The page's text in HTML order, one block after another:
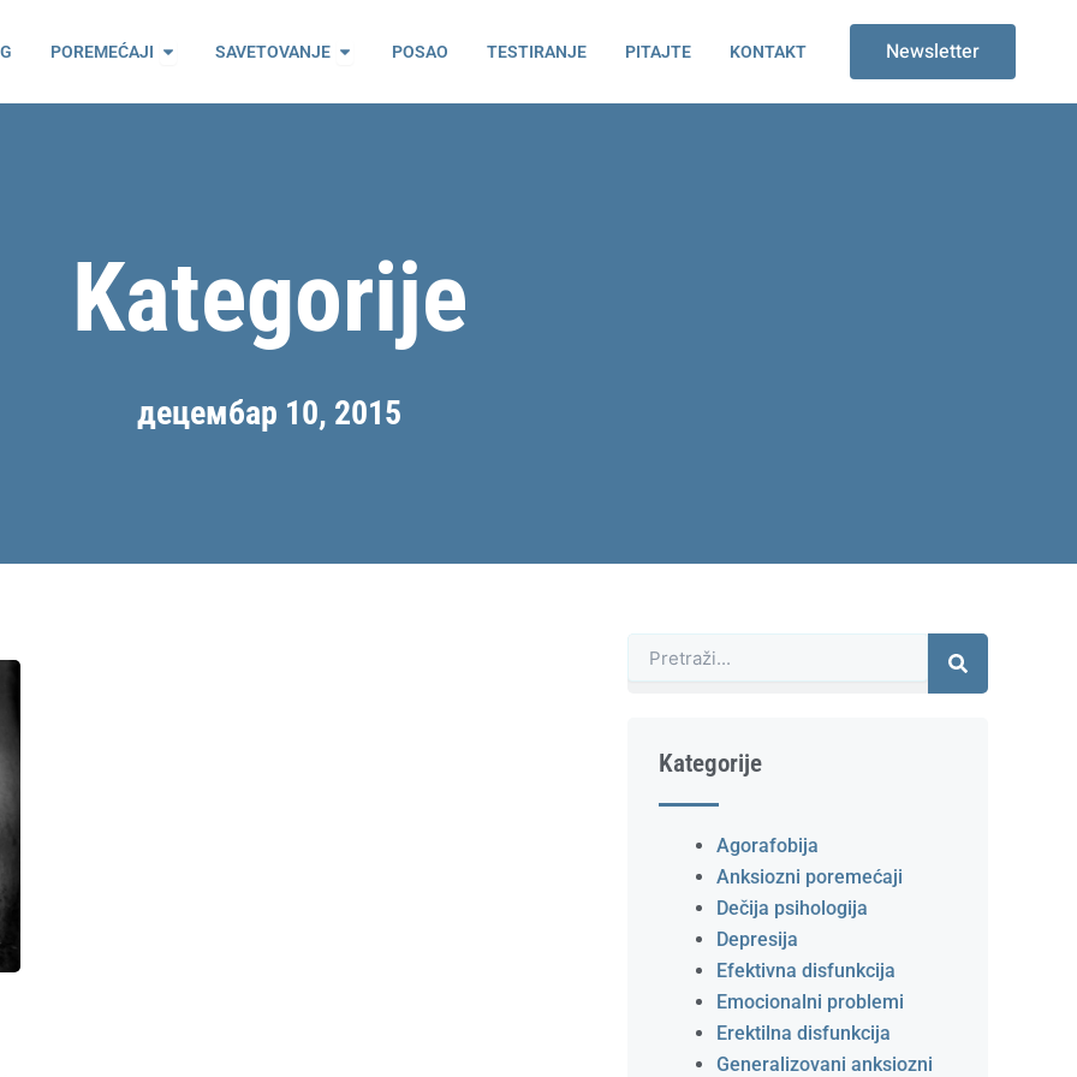
POREMEĆAJI Open Poremećaji
SAVETOVANJE Open Savetovanje
POSAO TESTIRANJE PITAJTE KONTAKT Newsletter
Kategorije
децембар 10, 2015
Претрага
Kategorije
Agorafobija
Anksiozni poremećaji
Dečija psihologija
Depresija
Efektivna disfunkcija
Emocionalni problemi
Erektilna disfunkcija
Generalizovani anksiozni